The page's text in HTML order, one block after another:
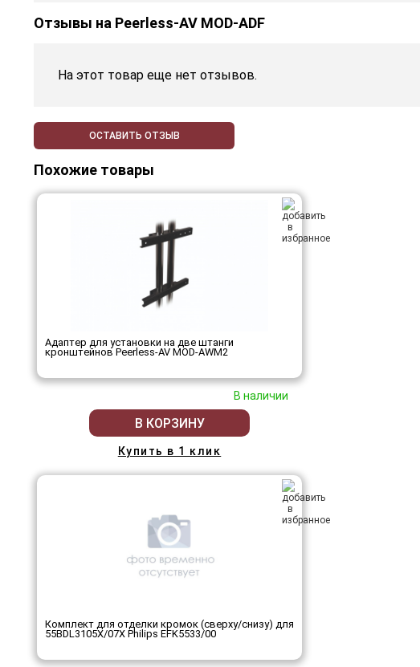
Отзывы на Peerless-AV MOD-ADF
На этот товар еще нет отзывов.
ОСТАВИТЬ ОТЗЫВ
Похожие товары
Адаптер для установки на две штанги
кронштейнов Peerless-AV MOD-AWM2
В наличии
В КОРЗИНУ
Купить в 1 клик
Комплект для отделки кромок (сверху/снизу) для
55BDL3105X/07X Philips EFK5533/00